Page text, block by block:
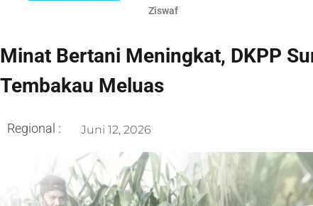
Ziswaf
Minat Bertani Meningkat, DKPP
Tembakau Meluas
Regional : Juni 12, 2026